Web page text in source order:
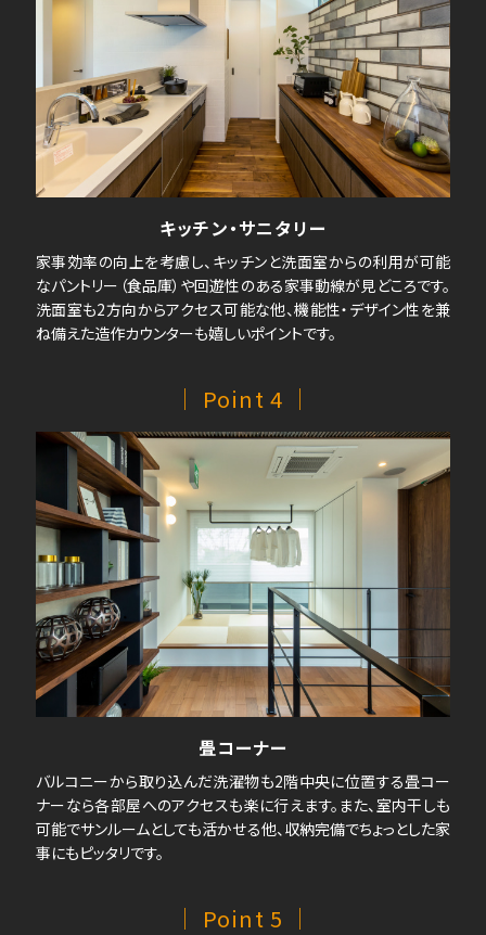
キッチン・サニタリー
家事効率の向上を考慮し、キッチンと洗面室からの利用が可能
なパントリー（食品庫）や回遊性のある家事動線が見どころです。
洗面室も2方向からアクセス可能な他、機能性・デザイン性を兼
ね備えた造作カウンターも嬉しいポイントです。
｜ Point 4 ｜
畳コーナー
バルコニーから取り込んだ洗濯物も2階中央に位置する畳コー
ナーなら各部屋へのアクセスも楽に行えます。また、室内干しも
可能でサンルームとしても活かせる他、収納完備でちょっとした家
事にもピッタリです。
｜ Point 5 ｜